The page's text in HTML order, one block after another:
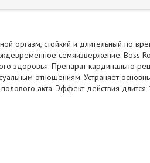
оргазм, стойкий и длительный по
семяизвержение. Boss
здоровья. Препарат кардинально
отношениям. Устраняет
акта. Эффект действия